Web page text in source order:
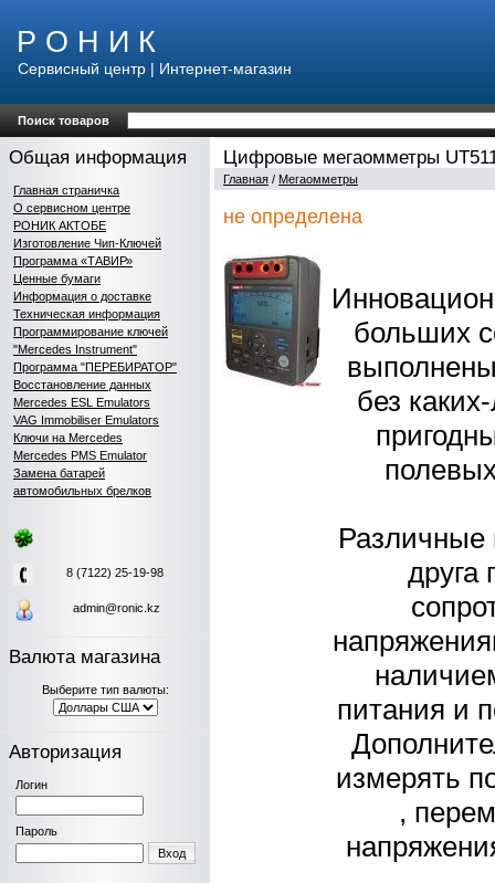
Р О Н И К
Сервисный центр | Интернет-магазин
Поиск товаров
Общая информация
Главная страничка
О сервисном центре
РОНИК АКТОБЕ
Изготовление Чип-Ключей
Программа «ТАВИР»
Ценные бумаги
Информация о доставке
Техническая информация
Программирование ключей
"Mercedes Instrument"
Программа "ПЕРЕБИРАТОР"
Восстановление данных
Mercedes ESL Emulators
VAG Immobiliser Emulators
Ключи на Mercedes
Mercedes PMS Emulator
Замена батарей
автомобильных брелков
8 (7122) 25-19-98
admin@ronic.kz
Валюта магазина
Выберите тип валюты:
Авторизация
Логин
Пароль
Вход
Цифровые мегаомметры
Главная / Мегаомметры
не определена
больших
без
Различные
друга
питания и
измерять
,